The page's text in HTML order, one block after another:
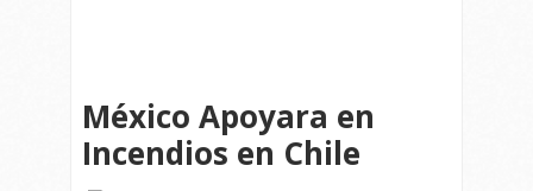
México Apoyara en
Incendios en Chile